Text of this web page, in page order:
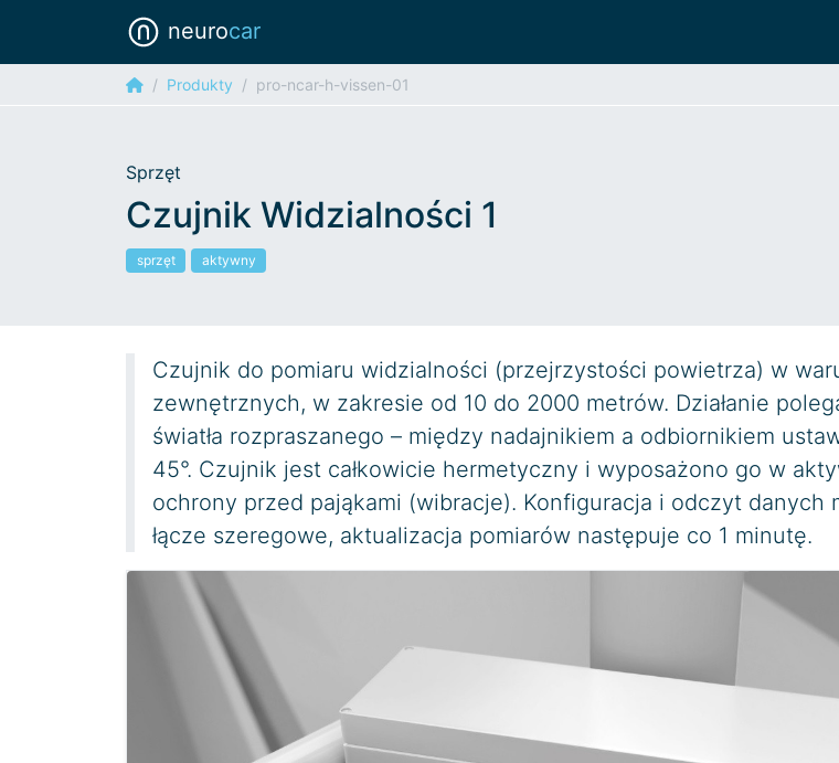
neurocar
Produkty pro-ncar-h-vissen-01
Sprzęt
Czujnik Widzialności 1
sprzęt aktywny
Czujnik do pomiaru widzialności (przejrzystości powietrza) w
zewnętrznych, w zakresie od 10 do 2000 metrów. Działanie
światła rozpraszanego – między nadajnikiem a odbiornikiem
45°. Czujnik jest całkowicie hermetyczny i wyposażono go w
ochrony przed pająkami (wibracje). Konfiguracja i odczyt danych
łącze szeregowe, aktualizacja pomiarów następuje co 1 minutę.